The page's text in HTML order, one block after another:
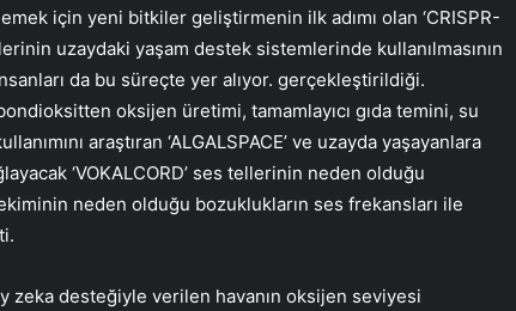
için yeni bitkiler geliştirmenin ilk adımı olan ‘CRISPR-
uzaydaki yaşam destek sistemlerinde kullanılmasının
da bu süreçte yer alıyor. gerçekleştirildiği.
oksijen üretimi, tamamlayıcı gıda temini, su
araştıran ‘ALGALSPACE’ ve uzayda yaşayanlara
‘VOKALCORD’ ses tellerinin neden olduğu
neden olduğu bozuklukların ses frekansları ile
zeka desteğiyle verilen havanın oksijen seviyesi